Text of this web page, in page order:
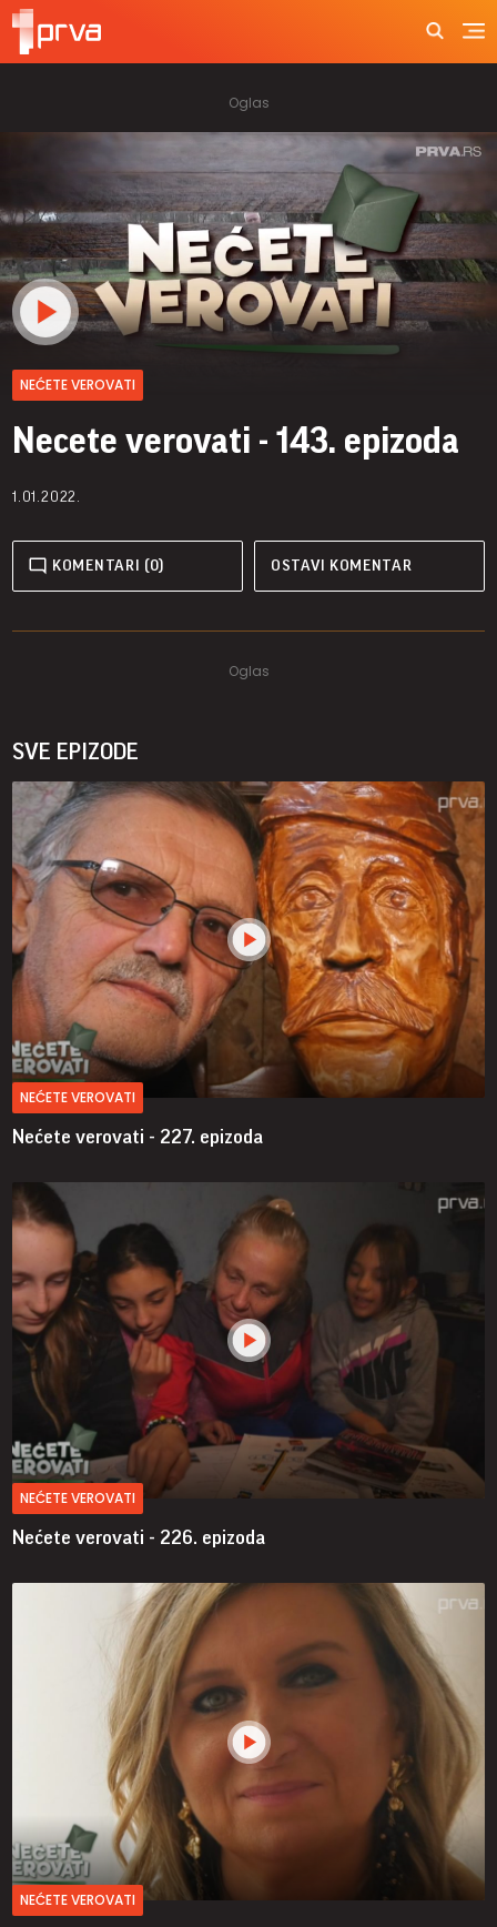
NEĆETE VEROVATI
Necete verovati - 143. epizoda
1.01.2022.
KOMENTARI (0) OSTAVI KOMENTAR
SVE EPIZODE
NEĆETE VEROVATI
Nećete verovati - 227. epizoda
NEĆETE VEROVATI
Nećete verovati - 226. epizoda
NEĆETE VEROVATI